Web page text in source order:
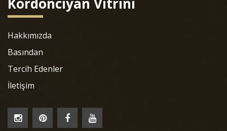
Hakkımızda
Basından
Tercih Edenler
İletişim